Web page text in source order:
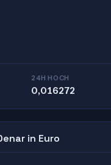
24H HOCH
0,016272
in Euro